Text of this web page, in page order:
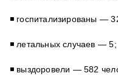
◾️ госпитализированы —
◾️ летальных случаев — 5;
◾️ выздоровели — 582